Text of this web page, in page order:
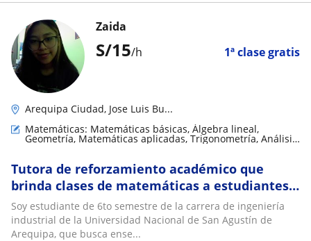
S/15/h 1ª clase gratis
Zaida
Arequipa Ciudad, Jose Luis Bu...
Matemáticas: Matemáticas básicas, Álgebra lineal,
Geometría, Matemáticas aplicadas, Trigonometría, Análisis
numérico, Teoría de números
Tutora de reforzamiento académico que
brinda clases de matemáticas a estudiantes
de primaria y secundaria
Soy estudiante de 6to semestre de la carrera de ingeniería
industrial de la Universidad Nacional de San Agustín de
Arequipa, que busca ense...